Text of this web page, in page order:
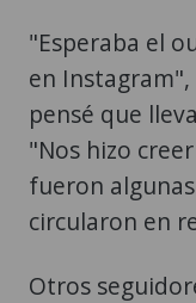
"Esperaba el
en
pensé que
"Nos hizo
fueron
circularon en
Otros